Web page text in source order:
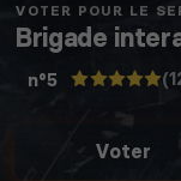
VOTER POUR LE
Brigade
n°5
Voter